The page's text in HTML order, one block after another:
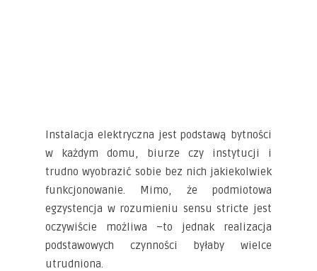
Instalacja elektryczna jest podstawą bytności
w każdym domu, biurze czy instytucji i
trudno wyobrazić sobie bez nich jakiekolwiek
funkcjonowanie. Mimo, że podmiotowa
egzystencja w rozumieniu sensu stricte jest
oczywiście możliwa –to jednak realizacja
podstawowych czynności byłaby wielce
utrudniona.